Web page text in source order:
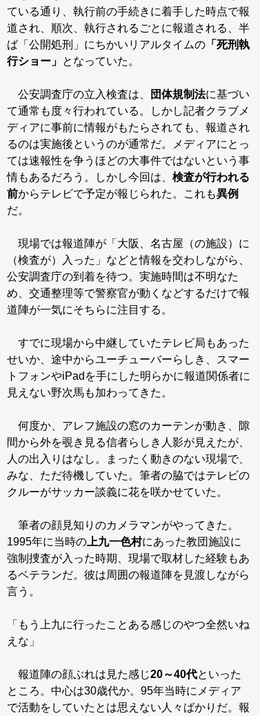
ている通り、執行前の手続きに着手した時点で報
道され、順次、執行されるごとに報道される、半
ば「公開処刑」にちかいリアルタイムの 「死刑執
行ショー」 となっていた。
公安調査庁の立入検査は、 団体規制法に基づい
て通常も度々行われている。しかし記者クラブメ
ディアに事前に情報がもたらされても、報道され
るのは実施後というのが通常だ。メディアにとっ
ては速報性を争うほどの大事件ではないという事
情もあるだろう。しかし今回は、 検査が行われる
前からテレビで予定が報じられた。これも異例
だ。
現場では報道陣が「大阪、名古屋（の施設）に
（検査が）入った」などと情報を交わしながら、
公安調査庁の到着を待つ。実施時間は不明なた
め、交通整理等で警察官が動くなどするだけで報
道陣が一気にそちらに注目する。
すでに現場から中継していたテレビ局もあった
せいか、途中からユーチューバーらしき、スマー
トフォンやiPadを手にした明らかに報道関係者に
見えない野次馬も加わってきた。
何度か、アレフ施設の窓のカーテンが動き、隙
間から外を覗き見る信者らしき人影が見えたが、
人の出入りはなし。まったく動きのない現場で、
みな、ただ待機していた。筆者の脇ではテレビの
クルーがサッカー談義に花を咲かせていた。
筆者の顔見知りのカメラマンがやってきた。
1995年に当時の 上九一色村にあった教団施設に
強制捜査が入った時期、現場で取材した経験もあ
るベテランだ。彼は周囲の報道陣を見渡しながら
言う。
「もう上九に行ったことある感じのやつ全然いね
えな」
報道陣の顔ぶれは見た感じ20～40代といった
ところ。中心は30歳代か。95年当時にメディア
で活動をしていたとは思えない人々ばかりだ。報